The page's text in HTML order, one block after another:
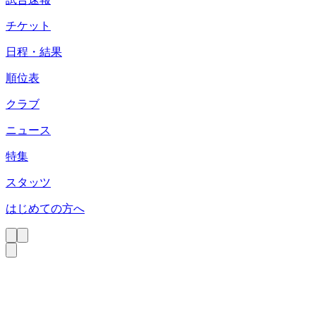
チケット
日程・結果
順位表
クラブ
ニュース
特集
スタッツ
はじめての方へ